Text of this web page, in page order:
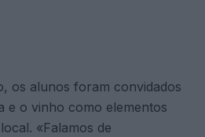
os alunos foram convidados
e o vinho como elementos
«Falamos de